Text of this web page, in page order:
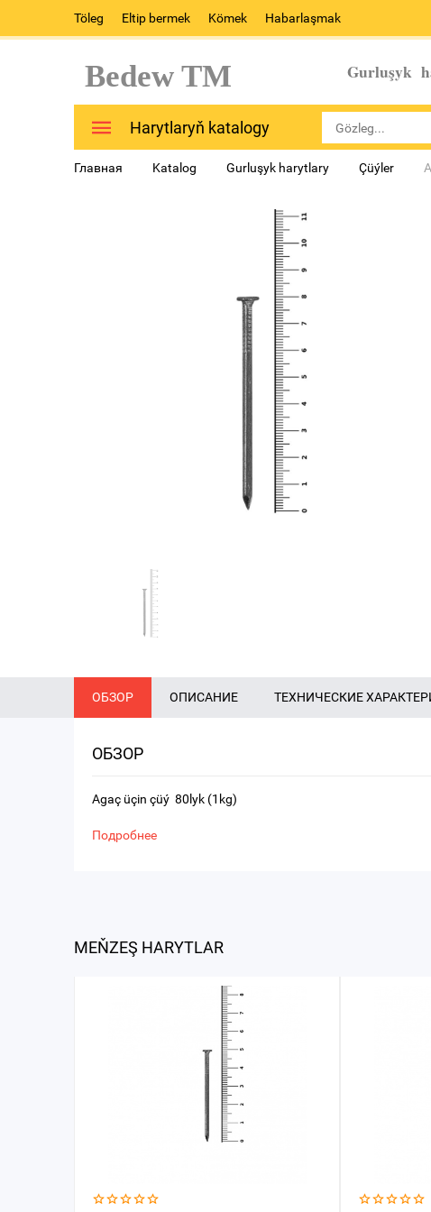
Töleg Eltip bermek Kömek Habarlaşmak
Bedew TM Gurluşyk
Harytlaryň katalogy
Главная Katalog Gurluşyk harytlary Çüýler
ОБЗОР ОПИСАНИЕ ТЕХНИЧЕСКИЕ
ОБЗОР
Agaç üçin çüý 80lyk (1kg)
Подробнее
MEŇZEŞ HARYTLAR